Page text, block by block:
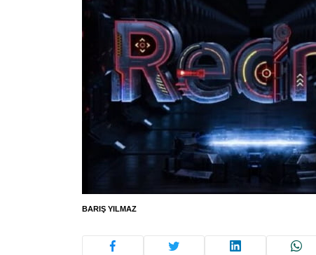
BARIŞ YILMAZ